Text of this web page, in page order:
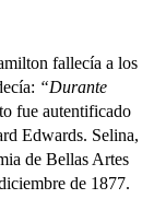
fallecía a los
“Durante
fue autentificado
Edwards. Selina,
de Bellas Artes
de 1877.